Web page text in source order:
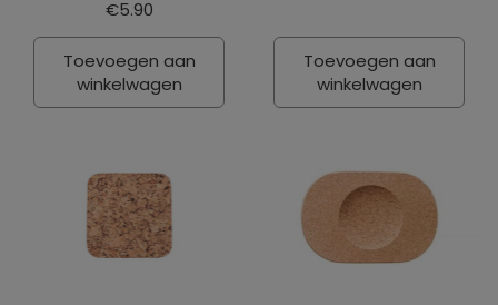
€5.90
Toevoegen aan
winkelwagen
Toevoegen aan
winkelwagen